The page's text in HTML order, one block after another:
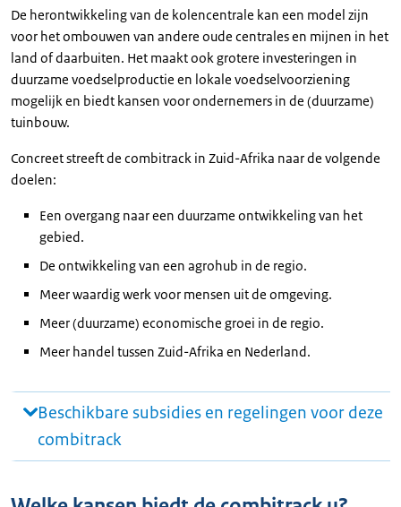
De herontwikkeling van de kolencentrale kan een model zijn
voor het ombouwen van andere oude centrales en mijnen in het
land of daarbuiten. Het maakt ook grotere investeringen in
duurzame voedselproductie en lokale voedselvoorziening
mogelijk en biedt kansen voor ondernemers in de (duurzame)
tuinbouw.
Concreet streeft de combitrack in Zuid-Afrika naar de volgende
doelen:
Een overgang naar een duurzame ontwikkeling van het
gebied.
De ontwikkeling van een agrohub in de regio.
Meer waardig werk voor mensen uit de omgeving.
Meer (duurzame) economische groei in de regio.
Meer handel tussen Zuid-Afrika en Nederland.
Beschikbare subsidies en regelingen voor deze
combitrack